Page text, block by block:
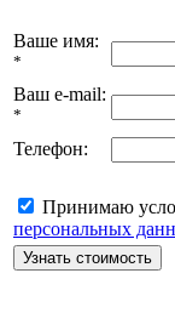
Ваше имя:
*
Ваш e-mail:
*
Телефон:
Принимаю
персональных